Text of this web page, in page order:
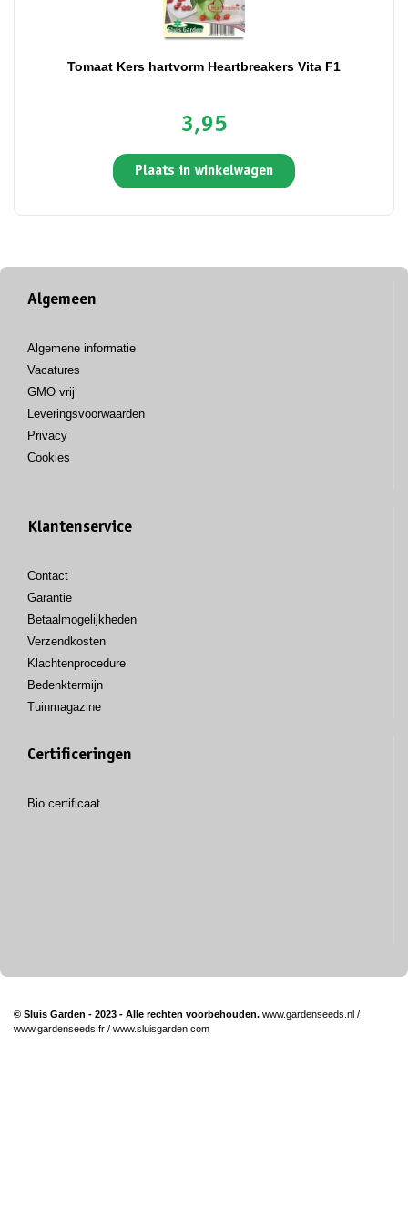
Tomaat Kers hartvorm Heartbreakers Vita F1
3,95
Plaats in winkelwagen
Algemeen
Algemene informatie
Vacatures
GMO vrij
Leveringsvoorwaarden
Privacy
Cookies
Klantenservice
Contact
Garantie
Betaalmogelijkheden
Verzendkosten
Klachtenprocedure
Bedenktermijn
Tuinmagazine
Certificeringen
Bio certificaat
© Sluis Garden - 2023 - Alle rechten voorbehouden. www.gardenseeds.nl /
www.gardenseeds.fr / www.sluisgarden.com